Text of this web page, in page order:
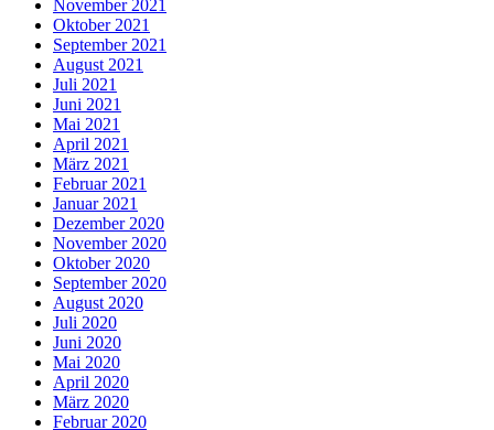
November 2021
Oktober 2021
September 2021
August 2021
Juli 2021
Juni 2021
Mai 2021
April 2021
März 2021
Februar 2021
Januar 2021
Dezember 2020
November 2020
Oktober 2020
September 2020
August 2020
Juli 2020
Juni 2020
Mai 2020
April 2020
März 2020
Februar 2020